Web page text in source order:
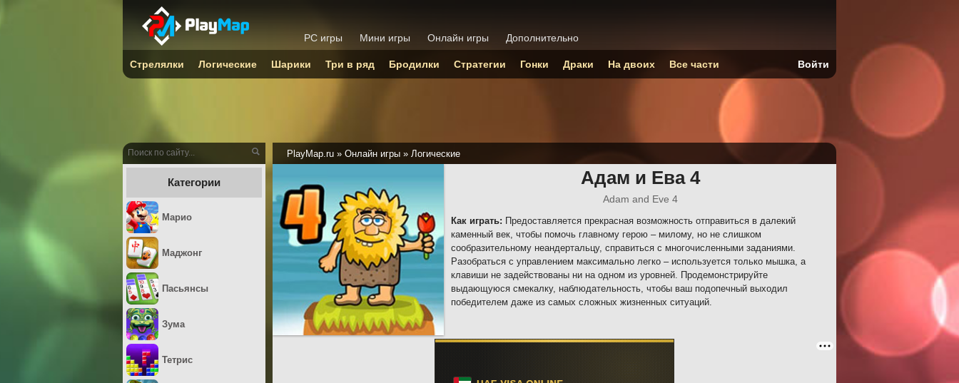
PlayMap.ru » Онлайн игры » Логические
Адам и Ева 4
Adam and Eve 4
Как играть: Предоставляется прекрасная возможность отправиться в далекий
каменный век, чтобы помочь главному герою – милому, но не слишком
сообразительному неандертальцу, справиться с многочисленными заданиями.
Разобраться с управлением максимально легко – используется только мышка, а
клавиши не задействованы ни на одном из уровней. Продемонстрируйте
выдающуюся смекалку, наблюдательность, чтобы ваш подопечный выходил
победителем даже из самых сложных жизненных ситуаций.
Категории
Марио
Маджонг
Пасьянсы
Зума
Тетрис
PC игры Мини игры Онлайн игры Дополнительно
Стрелялки Логические Шарики Три в ряд Бродилки Стратегии Гонки Драки На двоих Все части Войти